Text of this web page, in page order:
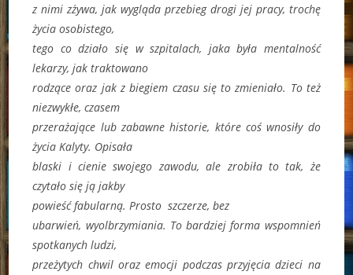
z nimi zżywa, jak wygląda przebieg drogi jej pracy, trochę
życia osobistego,
tego co działo się w szpitalach, jaka była mentalność
lekarzy, jak traktowano
rodzące oraz jak z biegiem czasu się to zmieniało. To też
niezwykłe, czasem
przerażające lub zabawne historie, które coś wnosiły do
życia Kalyty. Opisała
blaski i cienie swojego zawodu, ale zrobiła to tak, że
czytało się ją jakby
powieść fabularną. Prosto szczerze, bez
ubarwień, wyolbrzymiania. To bardziej forma wspomnień
spotkanych ludzi,
przeżytych chwil oraz emocji podczas przyjęcia dzieci na